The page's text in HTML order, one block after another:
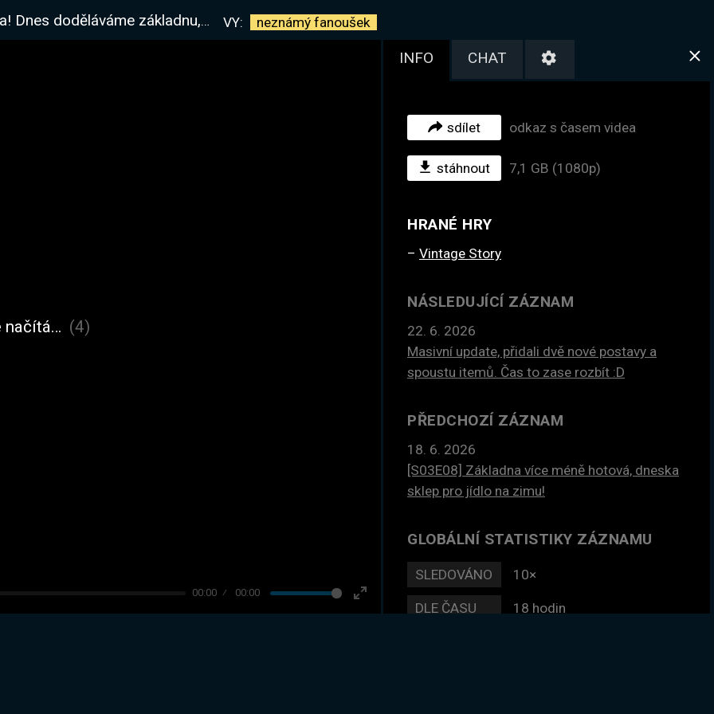
zítra zpívám na koncertě, prozatím poslední díl :) VY: neznámý fanoušek
00:00 00:00
Enter
načítá… (4)
INFO CHAT
sdílet odkaz s časem videa
stáhnout 7,1 GB (1080p)
HRANÉ HRY
Vintage Story
NÁSLEDUJÍCÍ ZÁZNAM
22. 6. 2026
Masivní update, přidali dvě nové postavy a
spoustu itemů. Čas to zase rozbít :D
PŘEDCHOZÍ ZÁZNAM
18. 6. 2026
[S03E08] Základna více méně hotová, dneska
sklep pro jídlo na zimu!
GLOBÁLNÍ STATISTIKY ZÁZNAMU
SLEDOVÁNO 10×
DLE ČASU 18 hodin